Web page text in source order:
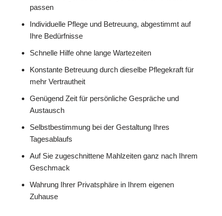
passen
Individuelle Pflege und Betreuung, abgestimmt auf
Ihre Bedürfnisse
Schnelle Hilfe ohne lange Wartezeiten
Konstante Betreuung durch dieselbe Pflegekraft für
mehr Vertrautheit
Genügend Zeit für persönliche Gespräche und
Austausch
Selbstbestimmung bei der Gestaltung Ihres
Tagesablaufs
Auf Sie zugeschnittene Mahlzeiten ganz nach Ihrem
Geschmack
Wahrung Ihrer Privatsphäre in Ihrem eigenen
Zuhause